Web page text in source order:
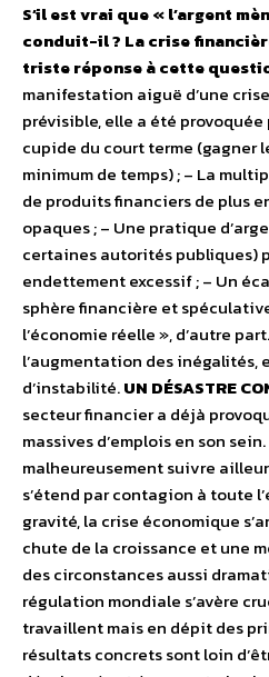
S’il est vrai que « l’argent
conduit-il ? La crise
triste réponse à cette
manifestation aiguë d’une
prévisible, elle a été provoquée
cupide du court terme (gagner
minimum de temps) ; – La
de produits financiers de plus
opaques ; – Une pratique
certaines autorités publiques)
endettement excessif ; – Un
sphère financière et
l’économie réelle », d’autre
l’augmentation des inégalités,
d’instabilité.UN DÉSASTRE
secteur financier a déjà
massives d’emplois en son
malheureusement suivre
s’étend par contagion à toute
gravité, la crise économique
chute de la croissance et une
des circonstances aussi
régulation mondiale s’avère
travaillent mais en dépit des
résultats concrets sont loin